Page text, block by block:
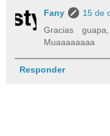
Fany
15 de
Gracias
Muaaaaaaaa
Responder